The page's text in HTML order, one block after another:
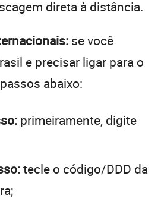
direta à distância.
se você
e precisar ligar para o
abaixo:
primeiramente, digite
tecle o código/DDD da